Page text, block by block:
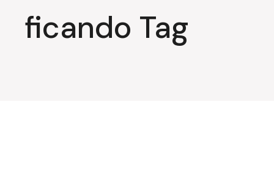
ficando Tag